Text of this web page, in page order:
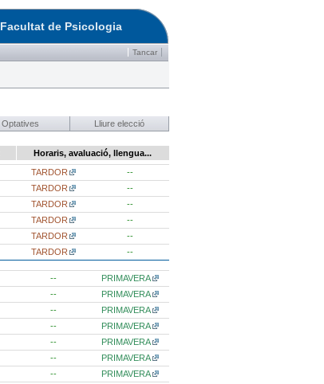
Facultat de Psicologia
Tancar
Optatives Lliure elecció
Horaris, avaluació, llengua...
TARDOR
--
TARDOR
--
TARDOR
--
TARDOR
--
TARDOR
--
TARDOR --
--
PRIMAVERA
--
PRIMAVERA
--
PRIMAVERA
--
PRIMAVERA
--
PRIMAVERA
--
PRIMAVERA
--
PRIMAVERA